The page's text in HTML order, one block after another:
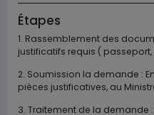
Étapes
1. Rassemblement des
justificatifs requis (
2. Soumission la demande :
pièces justificatives, au
3. Traitement de la demande